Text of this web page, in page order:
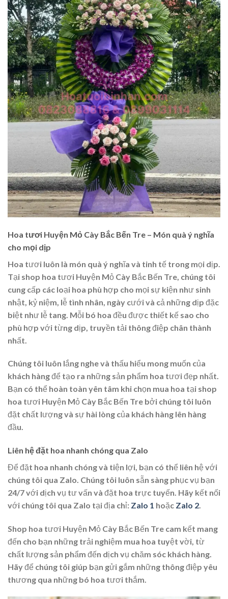
Hoa tươi Huyện Mỏ Cày Bắc Bến Tre – Món quà ý nghĩa
cho mọi dịp
Hoa tươi luôn là món quà ý nghĩa và tinh tế trong mọi dịp.
Tại shop hoa tươi Huyện Mỏ Cày Bắc Bến Tre, chúng tôi
cung cấp các loại hoa phù hợp cho mọi sự kiện như sinh
nhật, kỷ niệm, lễ tình nhân, ngày cưới và cả những dịp đặc
biệt như lễ tang. Mỗi bó hoa đều được thiết kế sao cho
phù hợp với từng dịp, truyền tải thông điệp chân thành
nhất.
Chúng tôi luôn lắng nghe và thấu hiểu mong muốn của
khách hàng để tạo ra những sản phẩm hoa tươi đẹp nhất.
Bạn có thể hoàn toàn yên tâm khi chọn mua hoa tại shop
hoa tươi Huyện Mỏ Cày Bắc Bến Tre bởi chúng tôi luôn
đặt chất lượng và sự hài lòng của khách hàng lên hàng
đầu.
Liên hệ đặt hoa nhanh chóng qua Zalo
Để đặt hoa nhanh chóng và tiện lợi, bạn có thể liên hệ với
chúng tôi qua Zalo. Chúng tôi luôn sẵn sàng phục vụ bạn
24/7 với dịch vụ tư vấn và đặt hoa trực tuyến. Hãy kết nối
với chúng tôi qua Zalo tại địa chỉ: Zalo 1 hoặc Zalo 2.
Shop hoa tươi Huyện Mỏ Cày Bắc Bến Tre cam kết mang
đến cho bạn những trải nghiệm mua hoa tuyệt vời, từ
chất lượng sản phẩm đến dịch vụ chăm sóc khách hàng.
Hãy để chúng tôi giúp bạn gửi gắm những thông điệp yêu
thương qua những bó hoa tươi thắm.